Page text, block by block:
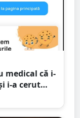
medical că i-
i-a cerut